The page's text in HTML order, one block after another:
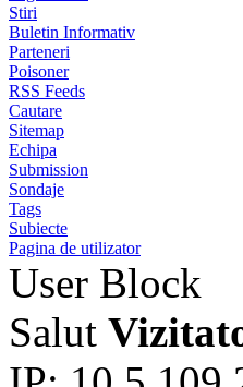
Stiri
Buletin Informativ
Parteneri
Poisoner
RSS Feeds
Cautare
Sitemap
Echipa
Submission
Sondaje
Tags
Subiecte
Pagina de utilizator
User Block
Salut